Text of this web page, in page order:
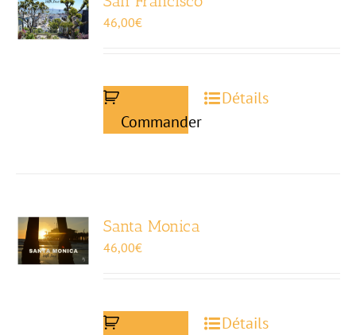
46,00€
Commander
Détails
Santa Monica
46,00€
Détails